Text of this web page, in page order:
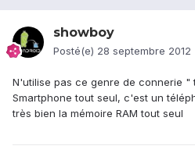
showboy
Posté(e) 28 septembre 2012
N'utilise pas ce genre de connerie "
Smartphone tout seul, c'est un
très bien la mémoire RAM tout seul